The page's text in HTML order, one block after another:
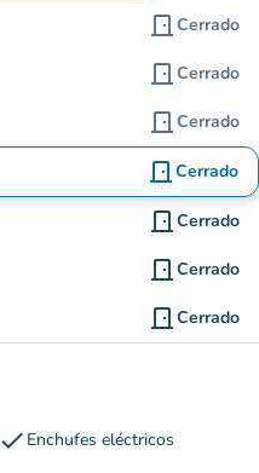
door_front Cerrado
door_front Cerrado
door_front Cerrado
door_front Cerrado
door_front Cerrado
door_front Cerrado
door_front Cerrado
check Enchufes eléctricos